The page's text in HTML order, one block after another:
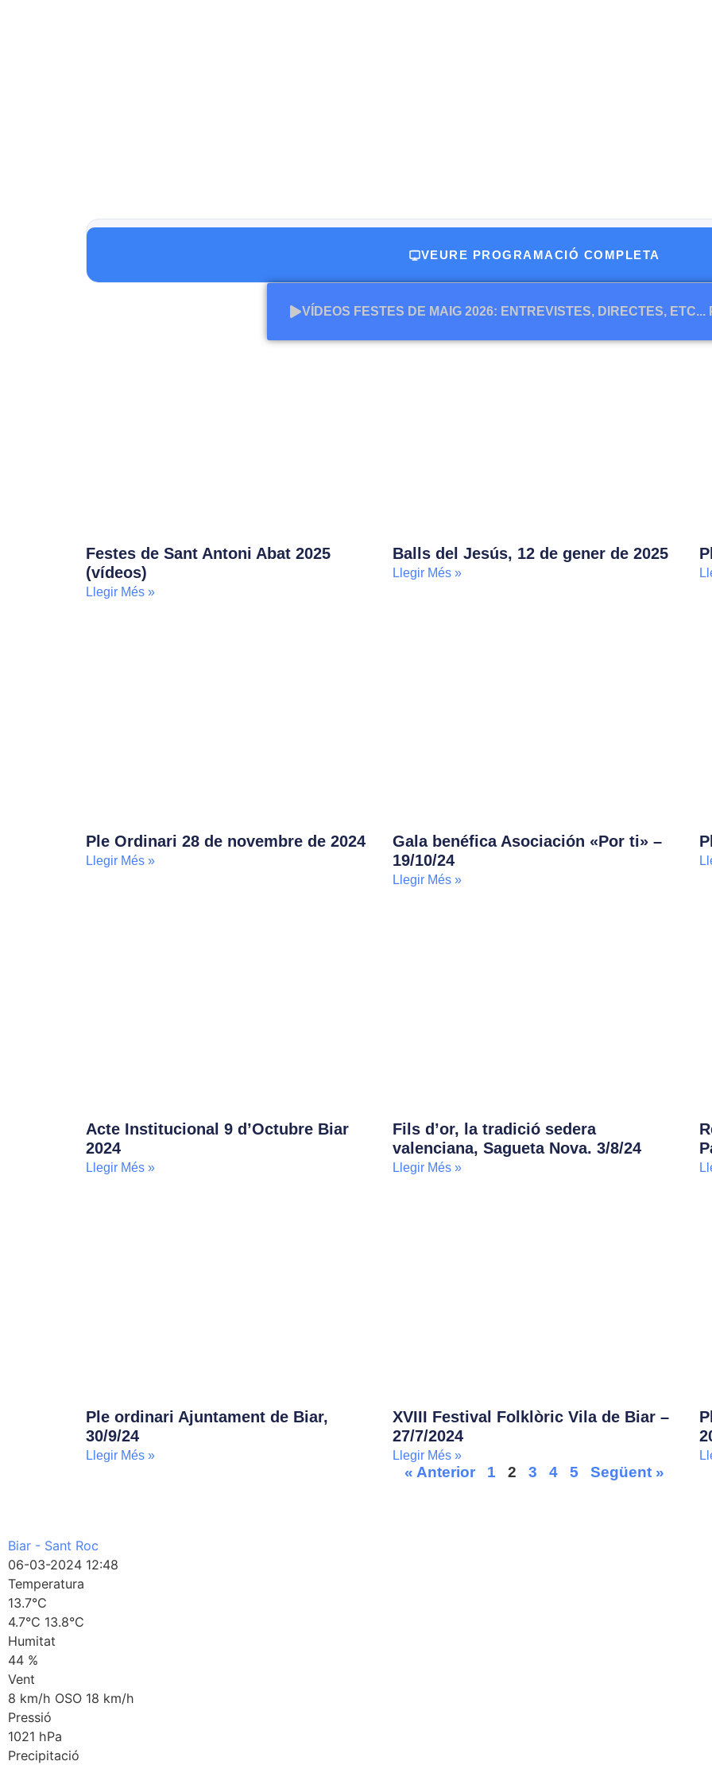
VEURE PROGRAMACIÓ COMPLETA
VÍDEOS FESTES DE MAIG 2026: ENTREVISTES, DIRECTES, ETC...
Festes de Sant Antoni Abat 2025
(vídeos)
Llegir Més »
Balls del Jesús, 12 de gener de 2025
Llegir Més »
Ple Ordinari 28 de novembre de 2024
Llegir Més »
Gala benéfica Asociación «Por ti» –
19/10/24
Llegir Més »
Acte Institucional 9 d’Octubre Biar
2024
Llegir Més »
Fils d’or, la tradició sedera
valenciana, Sagueta Nova. 3/8/24
Llegir Més »
Ple ordinari Ajuntament de Biar,
30/9/24
Llegir Més »
XVIII Festival Folklòric Vila de Biar –
27/7/2024
Llegir Més »
« Anterior 1 2 3 4 5 Següent »
Biar - Sant Roc
06-03-2024 12:48
Temperatura
13.7°C
4.7°C 13.8°C
Humitat
44 %
Vent
8 km/h OSO 18 km/h
Pressió
1021 hPa
Precipitació